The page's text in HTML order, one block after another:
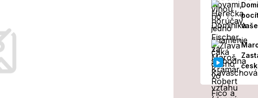
minút
v ktorej si môžete každý deň
tréning. Jednoduché pravidlá, svižné